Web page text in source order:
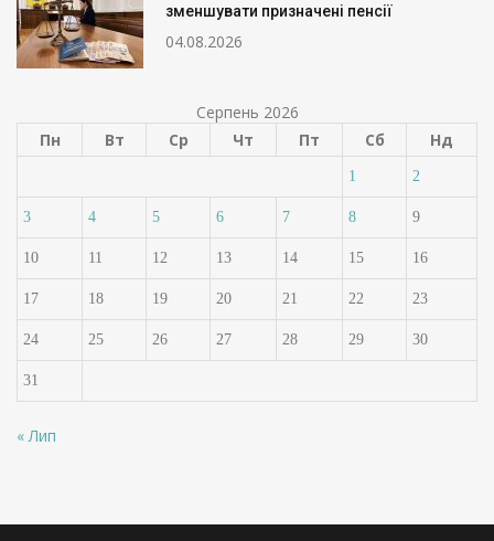
зменшувати призначені пенсії
04.08.2026
Серпень 2026
Пн
Вт Ср Чт Пт Сб Нд
1 2
3 4 5 6 7 8 9
10 11 12 13 14 15 16
17 18 19 20 21 22 23
24 25 26 27 28 29 30
31
« Лип